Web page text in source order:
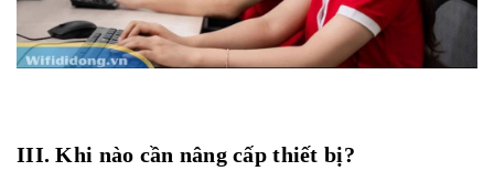
III. Khi nào cần nâng cấp thiết bị?